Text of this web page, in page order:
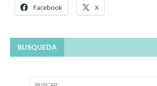
Facebook X
BUSQUEDA